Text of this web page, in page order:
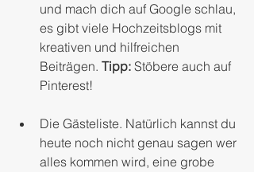
und mach dich auf Google schlau,
es gibt viele Hochzeitsblogs mit
kreativen und hilfreichen
Beiträgen. Tipp: Stöbere auch auf
Pinterest!
Die Gästeliste. Natürlich kannst du
heute noch nicht genau sagen wer
alles kommen wird, eine grobe